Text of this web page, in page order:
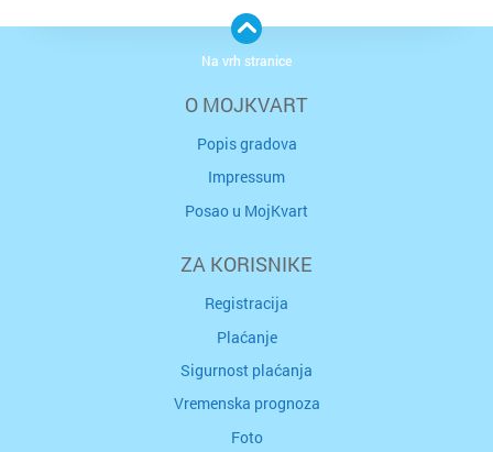
O MOJKVART
Popis gradova
Impressum
Posao u MojKvart
ZA KORISNIKE
Registracija
Plaćanje
Sigurnost plaćanja
Vremenska prognoza
Foto
Na vrh stranice